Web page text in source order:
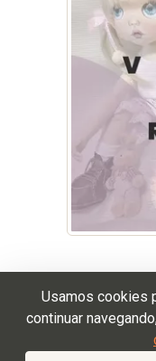
Usamos cookies
continuar